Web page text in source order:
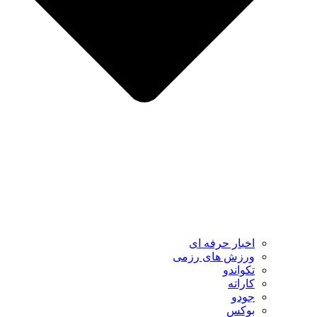
اخبار حرفه ای
ورزش های رزمی
تکواندو
کاراته
جودو
بوکس